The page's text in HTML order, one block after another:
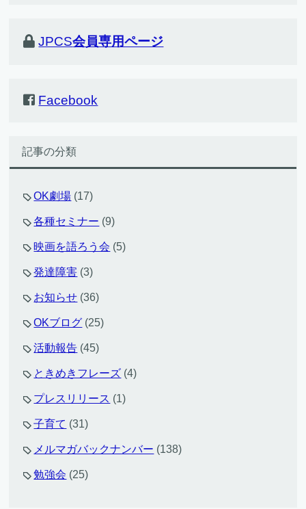
JPCS会員専用ページ
Facebook
記事の分類
OK劇場 (17)
各種セミナー (9)
映画を語ろう会 (5)
発達障害 (3)
お知らせ (36)
OKブログ (25)
活動報告 (45)
ときめきフレーズ (4)
プレスリリース (1)
子育て (31)
メルマガバックナンバー (138)
勉強会 (25)